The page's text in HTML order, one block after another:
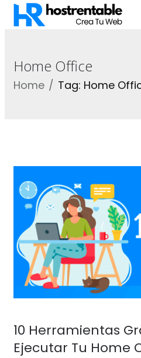
Home Office
Home Tag: Home
10 Herramientas
Ejecutar Tu Home